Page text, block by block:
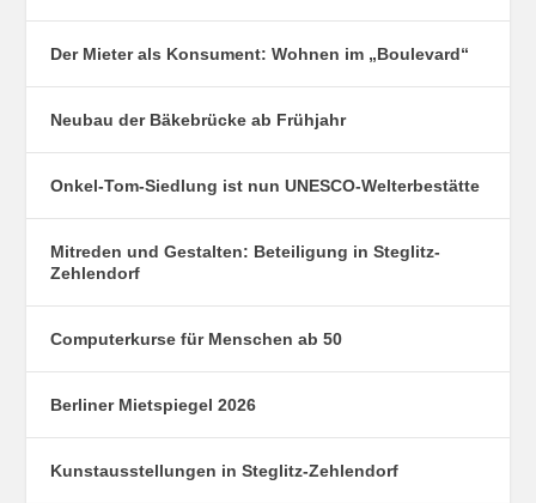
Der Mieter als Konsument: Wohnen im „Boulevard“
Neubau der Bäkebrücke ab Frühjahr
Onkel-Tom-Siedlung ist nun UNESCO-Welterbestätte
Mitreden und Gestalten: Beteiligung in Steglitz-
Zehlendorf
Computerkurse für Menschen ab 50
Berliner Mietspiegel 2026
Kunstausstellungen in Steglitz-Zehlendorf